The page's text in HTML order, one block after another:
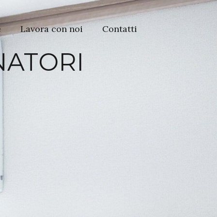
Lavora con noi Contatti